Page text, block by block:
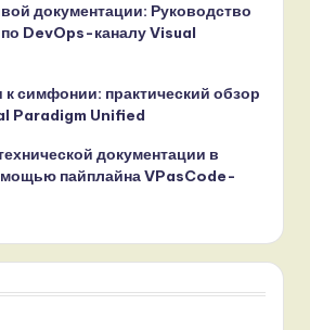
документации: Руководство
DevOps-каналу Visual
симфонии: практический обзор
Paradigm Unified
документации в
пайплайна VPasCode-